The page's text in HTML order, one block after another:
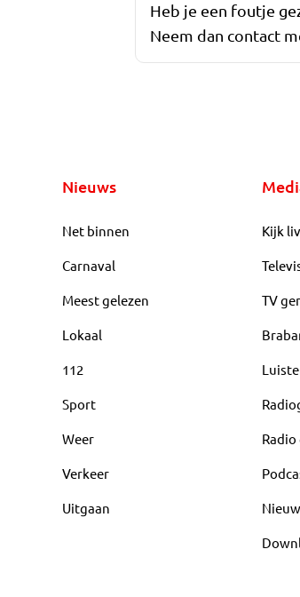
Heb je een foutje
Neem dan contact
Nieuws
Net binnen
Carnaval
Meest gelezen
Lokaal
112
Sport
Weer
Verkeer
Uitgaan
Kijk
TV